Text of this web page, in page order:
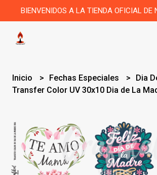
BIENVENIDOS A LA TIENDA OFICIAL DE
Inicio Fechas Especiales
Dia
Transfer Color UV 30x10 Dia de La